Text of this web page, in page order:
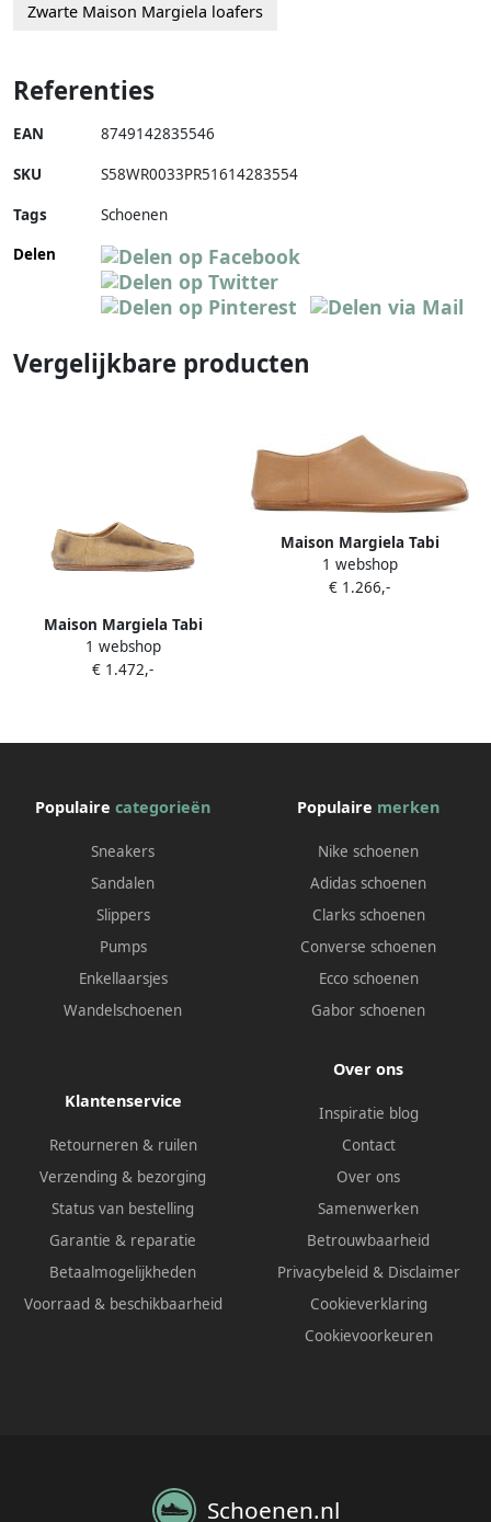
Zwarte Maison Margiela loafers
Referenties
EAN 8749142835546
SKU S58WR0033PR51614283554
Tags
Schoenen
Delen
Vergelijkbare producten
Maison Margiela Tabi
Babouche loafers met split
Beige
1 webshop
€ 1.472,-
Maison Margiela Tabi
babouche Bruin
1 webshop
€ 1.266,-
Populaire categorieën
Sneakers
Sandalen
Slippers
Pumps
Enkellaarsjes
Wandelschoenen
Populaire merken
Nike schoenen
Adidas schoenen
Clarks schoenen
Converse schoenen
Ecco schoenen
Gabor schoenen
Klantenservice
Retourneren & ruilen
Verzending & bezorging
Status van bestelling
Garantie & reparatie
Betaalmogelijkheden
Voorraad & beschikbaarheid
Over ons
Inspiratie blog
Contact
Over ons
Samenwerken
Betrouwbaarheid
Privacybeleid & Disclaimer
Cookieverklaring
Cookievoorkeuren
Schoenen.nl